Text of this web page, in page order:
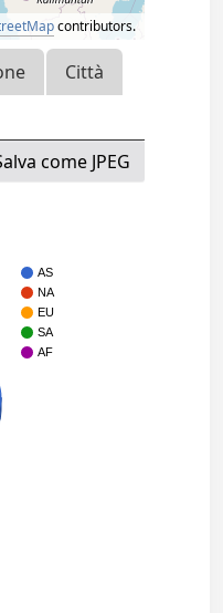
contributors.
Città
come JPEG
AS
NA
EU
SA
AF